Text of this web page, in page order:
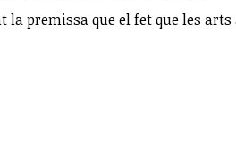
premissa que el fet que les